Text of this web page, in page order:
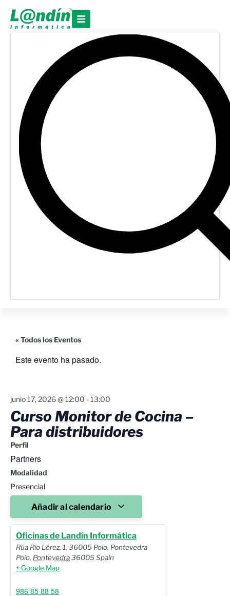
« Todos los Eventos
Este evento ha pasado.
junio 17, 2026@12:00 -13:00
Curso Monitor de Cocina –
Para distribuidores
Perfil
Partners
Modalidad
Presencial
Añadir al calendario
Oficinas de Landín Informática
Rúa Río Lérez, 1, 36005 Poio, Pontevedra
Poio, Pontevedra36005Spain
+ Google Map
986 85 88 58